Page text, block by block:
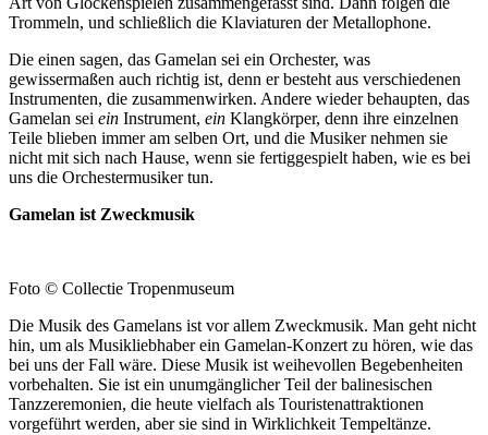
Trommeln, und schließlich die Klaviaturen der Metallophone.
Die einen sagen, das Gamelan sei ein Orchester, was
gewissermaßen auch richtig ist, denn er besteht aus verschiedenen
Instrumenten, die zusammenwirken. Andere wieder behaupten, das
Gamelan sei ein Instrument, ein Klangkörper, denn ihre einzelnen
Teile blieben immer am selben Ort, und die Musiker nehmen sie
nicht mit sich nach Hause, wenn sie fertiggespielt haben, wie es bei
uns die Orchestermusiker tun.
Gamelan ist Zweckmusik
Foto © Collectie Tropenmuseum
Die Musik des Gamelans ist vor allem Zweckmusik. Man geht nicht
hin, um als Musikliebhaber ein Gamelan-Konzert zu hören, wie das
bei uns der Fall wäre. Diese Musik ist weihevollen Begebenheiten
vorbehalten. Sie ist ein unumgänglicher Teil der balinesischen
Tanzzeremonien, die heute vielfach als Touristenattraktionen
vorgeführt werden, aber sie sind in Wirklichkeit Tempeltänze.